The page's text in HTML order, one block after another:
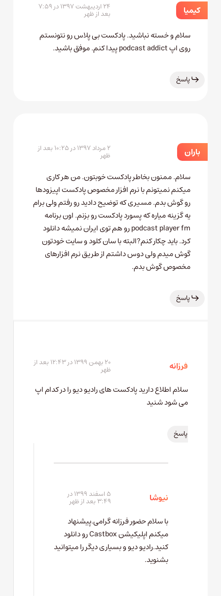
کیمیا ۲۴ اردیبهشت ۱۳۹۷ در ۷:۵۹
بعد از ظهر
سلام و خسته نباشید. پادکست بی پلاس رو نتونستم
روی اپ podcast addict پیدا کنم. موفق باشید.
پاسخ
باران ۲ مرداد ۱۳۹۷ در ۱۰:۲۵ بعد از
ظهر
سلام. ممنون بخاطر پادکست خوبتون. من هر کاری
میکنم نمیتونم با نرم افزار مخصوص پادکست اپیزودها
رو گوش بدم. مسیری که توضیح دادید رو رفتم ولی برام
یه گزینه میاره که پسورد پادکست رو بزنم. اون برنامه
podcast player fm رو هم توی ایران نمیشه دانلود
کرد. باید چکار کنم?البته با سان کلود و سایت خودتون
گوش میدم ولی دوس داشتم از طریق نرم افزارهای
مخصوص گوش بدم.
پاسخ
فرزانه ۲۰ بهمن ۱۳۹۹ در ۱۲:۴۳ بعد از
ظهر
سلام اطلاع دارید پادکست های رادیو دیو را در کدام اپ
می شود شنید
پاسخ
نیوشا ۵ اسفند ۱۳۹۹ در
۳:۴۹ بعد از ظهر
با سلام حضور فرزانه گرامی.پیشنهاد
میکنم اپلیکیشن Castbox رو دانلود
کنید.رادیو دیو و بسیاری دیگر را میتوانید
بشنوید.